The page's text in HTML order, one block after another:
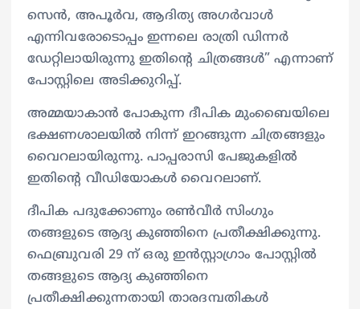
സെൻ, അപൂർവ, ആദിത്യ അഗർവാൾ
എന്നിവരോടൊപ്പം ഇന്നലെ രാത്രി ഡിന്നര്‍
ഡേറ്റിലായിരുന്നു ഇതിന്‍റെ ചിത്രങ്ങള്‍” എന്നാണ്
പോസ്റ്റിലെ അടിക്കുറിപ്പ്.
അമ്മയാകാൻ പോകുന്ന ദീപിക മുംബൈയിലെ
ഭക്ഷണശാലയിൽ നിന്ന് ഇറങ്ങുന്ന ചിത്രങ്ങളും
വൈറലായിരുന്നു. പാപ്പരാസി പേജുകളില്‍
ഇതിന്‍റെ വീഡ‍ിയോകള്‍ വൈറലാണ്.
ദീപിക പദുക്കോണും രൺവീർ സിംഗും
തങ്ങളുടെ ആദ്യ കുഞ്ഞിനെ പ്രതീക്ഷിക്കുന്നു.
ഫെബ്രുവരി 29 ന് ഒരു ഇൻസ്റ്റാഗ്രാം പോസ്റ്റിൽ
തങ്ങളുടെ ആദ്യ കുഞ്ഞിനെ
പ്രതീക്ഷിക്കുന്നതായി താരദമ്പതികൾ